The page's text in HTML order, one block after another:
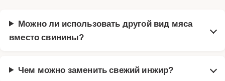
Можно ли использовать другой вид мяса
вместо свинины?
Чем можно заменить свежий инжир?